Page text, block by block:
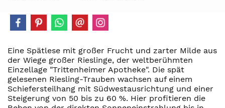
Eine Spätlese mit großer Frucht und zarter Milde aus
der Wiege großer Rieslinge, der weltberühmten
Einzellage "Trittenheimer Apotheke". Die spät
gelesenen Riesling-Trauben wachsen auf einem
Schiefersteilhang mit Südwestausrichtung und einer
Steigerung von 50 bis zu 60 %. Hier profitieren die